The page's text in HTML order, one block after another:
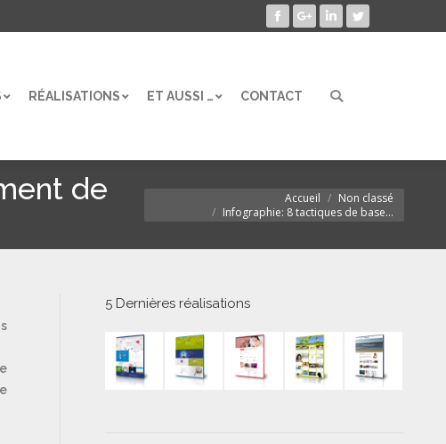
Facebook
Google+LinkedInTwitter
RÉALISATIONS ET AUSSI … CONTACT Search:
de
Accueil
Non classé
Infographie: 8 tactiques de base…
5 Dernières réalisations